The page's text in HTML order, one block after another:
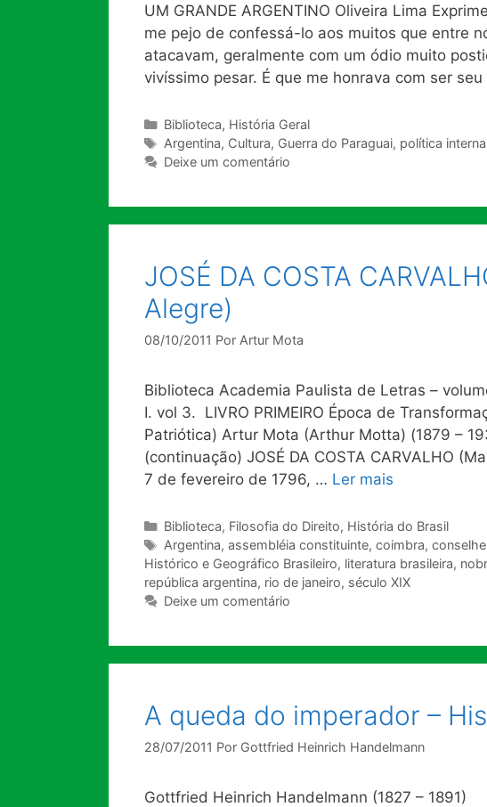
UM GRANDE ARGENTINO Oliveira Lima
me pejo de confessá-lo aos muitos que entre
atacavam, geralmente com um ódio muito
vivíssimo pesar. É que me honrava com ser
Categorias
Biblioteca, História Geral
Tags
Argentina, Cultura, Guerra do Paraguai, política interna
Deixe um comentário
JOSÉ DA COSTA
Alegre)
08/10/2011 Por Artur Mota
Biblioteca Academia Paulista de Letras –
I. vol 3. LIVRO PRIMEIRO Época de
Patriótica) Artur Mota (Arthur Motta) (1879 –
(continuação) JOSÉ DA COSTA CARVALHO
7 de fevereiro de 1796, … Ler mais
Categorias
Biblioteca, Filosofia do Direito, História do Brasil
Tags
Argentina, assembléia constituinte, coimbra,
Histórico e Geográfico Brasileiro, literatura brasileira,
república argentina, rio de janeiro, século XIX
Deixe um comentário
A queda do imperador –
28/07/2011 Por Gottfried Heinrich Handelmann
Gottfried Heinrich Handelmann (1827 – 1891)